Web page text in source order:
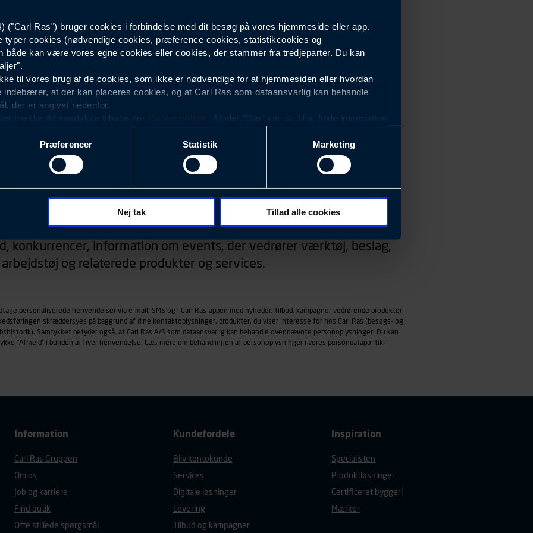
("Carl Ras") bruger cookies i forbindelse med dit besøg på vores hjemmeside eller app.
typer cookies (nødvendige cookies, præference cookies, statistikcookies og
både kan være vores egne cookies eller cookies, der stammer fra tredjeparter. Du kan
til vores brug af de cookies, som ikke er nødvendige for at hjemmesiden eller hvordan
indebærer, at der kan placeres cookies, og at Carl Ras som dataansvarlig kan behandle
der er angivet nedenfor.
trække dit samtykke tilbage her
. Under "Om" kan du bl.a. finde information
med det formål at optimere design, brugervenlighed og effektiviteten af vores
analyser af, hvilke oplysninger der er mest populære, og som derfor skal være nemme at
hvad der klikkes på, sider/indhold der besøges, browsertype, søgeord, IP-adresse,
(computer, smartphone mv.) samt de features, der anvendes.
sig på. Til dette formål behandles der personoplysninger om dit foretrukne sprog, og den
af vores platforme (hjemmeside og app), herunder færden på siderne, tidspunkt, hvad der
browsertype, søgeord, IP-adresse, informationer om enhedstype (computer,
der anvendes.
Præferencer Statistik Marketing
Nej tak Tillad alle cookies
Dame
Nyhedsbrev
konkurrencer, information om events, der vedrører værktøj, beslag,
arbejdstøj og relaterede produkter og services.
personaliserede henvendelser via e-mail, SMS og i Carl Ras-appen med nyheder, tilbud, kampagner vedrørende produkter
skræddersyes på baggrund af dine kontaktoplysninger, produkter, du viser interesse for hos Carl Ras (besøgs- og
Samtykket betyder også, at Carl Ras A/S som dataansvarlig kan behandle ovennævnte personoplysninger. Du kan
"Afmeld" i bunden af hver henvendelse. Læs mere om behandlingen af personoplysninger i vores persondatapolitik.
Information
Carl Ras Gruppen
Om os
Job og karriere
Find butik
Ofte stillede spørgsmål
Kundefordele
Bliv kontokunde
Services
Digitale løsninger
Levering
Tilbud og kampagner
Inspiration
Specialisten
Produktløsninger
Certificeret byggeri
Mærker